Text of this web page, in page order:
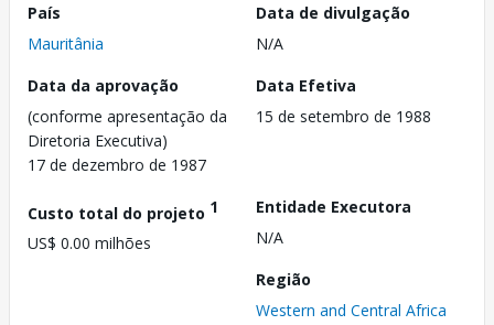
País
Mauritânia
Data de divulgação
N/A
Data da aprovação
(conforme apresentação da
Diretoria Executiva)
17 de dezembro de 1987
Data Efetiva
15 de setembro de 1988
Custo total do projeto 1
US$ 0.00 milhões
Entidade Executora
N/A
Região
Western and Central Africa